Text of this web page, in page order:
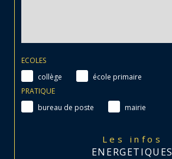
ECOLES
collège
école primaire
PRATIQUE
bureau de poste
mairie
Les infos
ENERGETIQUES